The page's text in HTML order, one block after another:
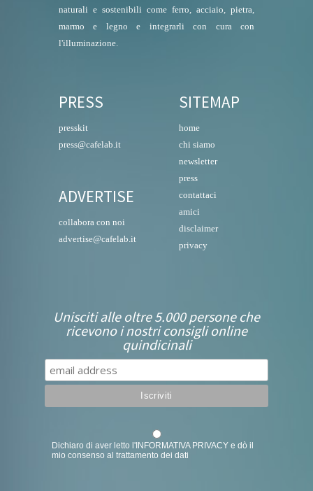
naturali e sostenibili come ferro, acciaio, pietra,
marmo e legno e integrarli con cura con
l'illuminazione.
PRESS
presskit
press@cafelab.it
ADVERTISE
collabora con noi
advertise@cafelab.it
SITEMAP
home
chi siamo
newsletter
press
contattaci
amici
disclaimer
privacy
Unisciti alle oltre 5.000 persone che
ricevono i nostri consigli online
quindicinali
Dichiaro di aver letto l' INFORMATIVA PRIVACY e dò il
mio consenso al trattamento dei dati